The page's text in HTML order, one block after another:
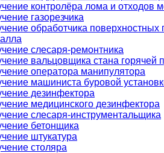
контролёра лома и отходов
газорезчика
обработчика поверхностных
слесаря-ремонтника
вальцовщика стана горячей
оператора манипулятора
машиниста буровой
дезинфектора
медицинского дезинфектора
слесаря-инструментальщика
бетонщика
штукатура
столяра